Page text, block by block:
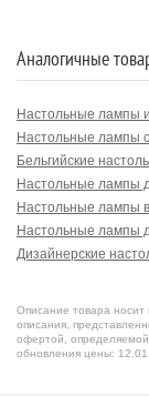
Аналогичные
Настольные лампы
Настольные лампы
Бельгийские
Настольные лампы
Настольные лампы
Настольные лампы
Дизайнерские
Описание товара
описания,
офертой,
обновления цены: